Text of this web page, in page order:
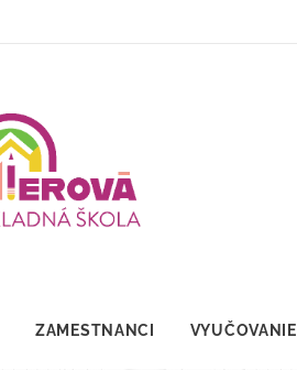
ZAMESTNANCI VYUČOVANIE